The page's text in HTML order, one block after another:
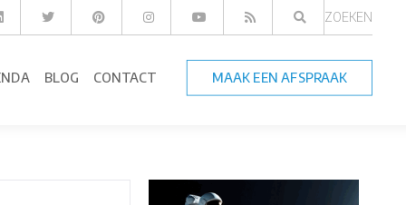
ZOEKEN
BLOG CONTACT MAAK EEN AFSPRAAK